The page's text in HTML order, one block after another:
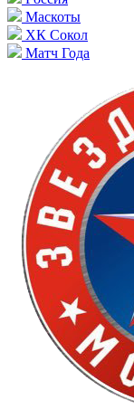
Маскоты
ХК Сокол
Матч Года